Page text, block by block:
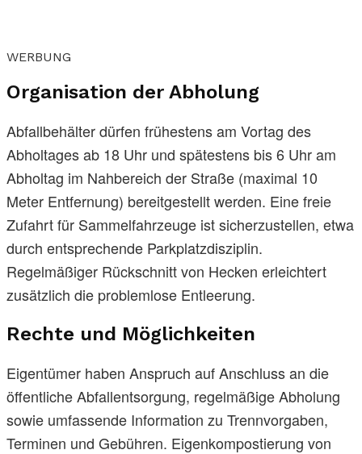
WERBUNG
Organisation der Abholung
Abfallbehälter dürfen frühestens am Vortag des
Abholtages ab 18 Uhr und spätestens bis 6 Uhr am
Abholtag im Nahbereich der Straße (maximal 10
Meter Entfernung) bereitgestellt werden. Eine freie
Zufahrt für Sammelfahrzeuge ist sicherzustellen, etwa
durch entsprechende Parkplatzdisziplin.
Regelmäßiger Rückschnitt von Hecken erleichtert
zusätzlich die problemlose Entleerung.
Rechte und Möglichkeiten
Eigentümer haben Anspruch auf Anschluss an die
öffentliche Abfallentsorgung, regelmäßige Abholung
sowie umfassende Information zu Trennvorgaben,
Terminen und Gebühren. Eigenkompostierung von